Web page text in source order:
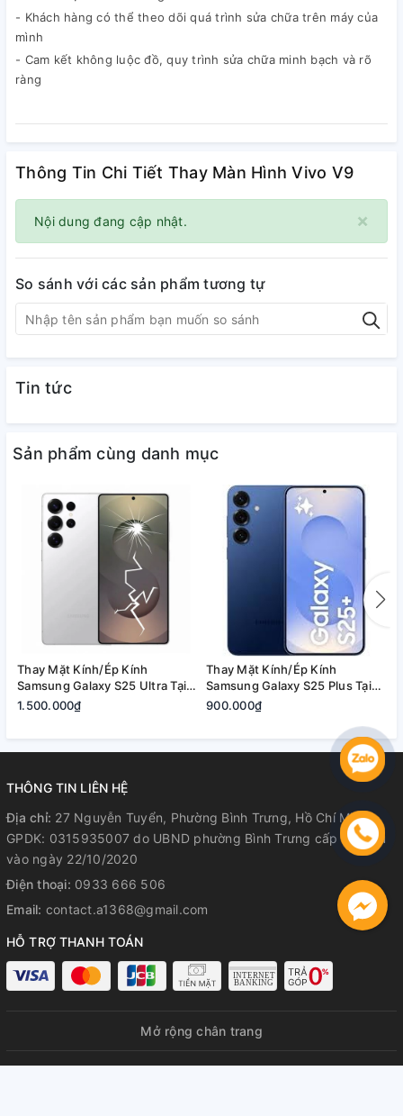
- Khách hàng có thể theo dõi quá trình sửa chữa trên máy của
mình
- Cam kết không luộc đồ, quy trình sửa chữa minh bạch và rõ
ràng
Thông Tin Chi Tiết Thay Màn Hình Vivo V9
×
Nội dung đang cập nhật.
So sánh với các sản phẩm tương tự
Tin tức
Sản phẩm cùng danh mục
Thay Mặt Kính/Ép Kính
Samsung Galaxy S25 Ultra Tại
Quận 2, Tp. Thủ Đức | Bảo
1.500.000₫
Thay Mặt Kính/Ép Kính
Samsung Galaxy S25 Plus Tại
Quận 2, Tp. Thủ Đức | Bảo
900.000₫
THÔNG TIN LIÊN HỆ
Địa chỉ: 27 Nguyễn Tuyển, Phường Bình Trưng, Hồ Chí Minh
GPDK: 0315935007 do UBND phường Bình Trưng cấp lần đầu
vào ngày 22/10/2020
Điện thoại: 0933 666 506
Email: contact.a1368@gmail.com
HỖ TRỢ THANH TOÁN
Mở rộng chân trang